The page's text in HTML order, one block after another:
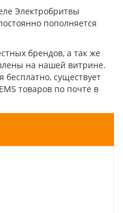
Электробритвы
пополняется
брендов, а так же
на нашей витрине.
бесплатно, существует
товаров по почте в